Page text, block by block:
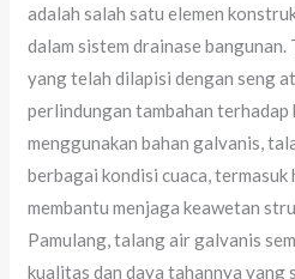
adalah salah satu elemen
dalam sistem drainase
yang telah dilapisi dengan seng
perlindungan tambahan terhadap
menggunakan bahan galvanis,
berbagai kondisi cuaca, termasuk
membantu menjaga keawetan
Pamulang, talang air galvanis
kualitas dan daya tahannya yang